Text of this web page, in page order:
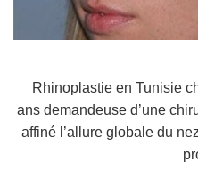
Rhinoplastie en Tunisie
ans demandeuse d’une
affiné l’allure globale du